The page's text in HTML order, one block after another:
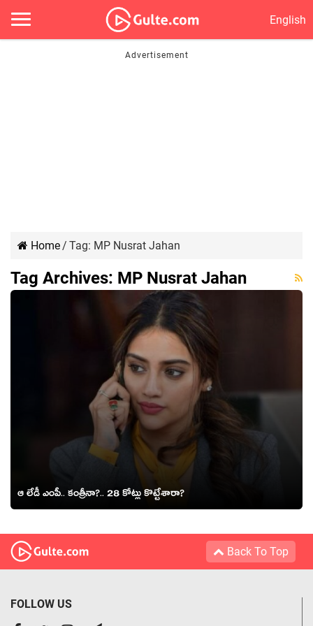
English
Home/ Tag: MP Nusrat Jahan
Tag Archives: MP Nusrat Jahan
ఆ లేడీ ఎంపీ.. కంత్రీనా?.. 28 కోట్లు కొట్టేశారా?
Back To Top
FOLLOW US